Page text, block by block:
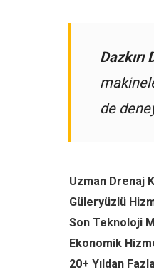
de
Uzman Drenaj
Güleryüzlü
Son Teknoloji
Ekonomik
20+ Yıldan